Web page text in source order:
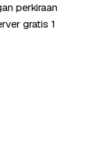
perkiraan
gratis 1